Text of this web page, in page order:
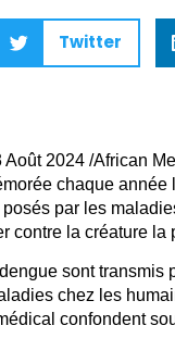
Twitter
Août 2024 /African
chaque année
par les
contre la créature la
sont transmis
chez les
confondent